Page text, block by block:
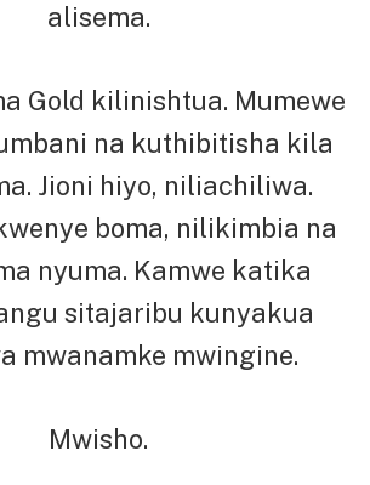
alisema.
Gold kilinishtua. Mumewe
na kuthibitisha kila
Jioni hiyo, niliachiliwa.
boma, nilikimbia na
nyuma. Kamwe katika
sitajaribu kunyakua
mwanamke mwingine.
Mwisho.